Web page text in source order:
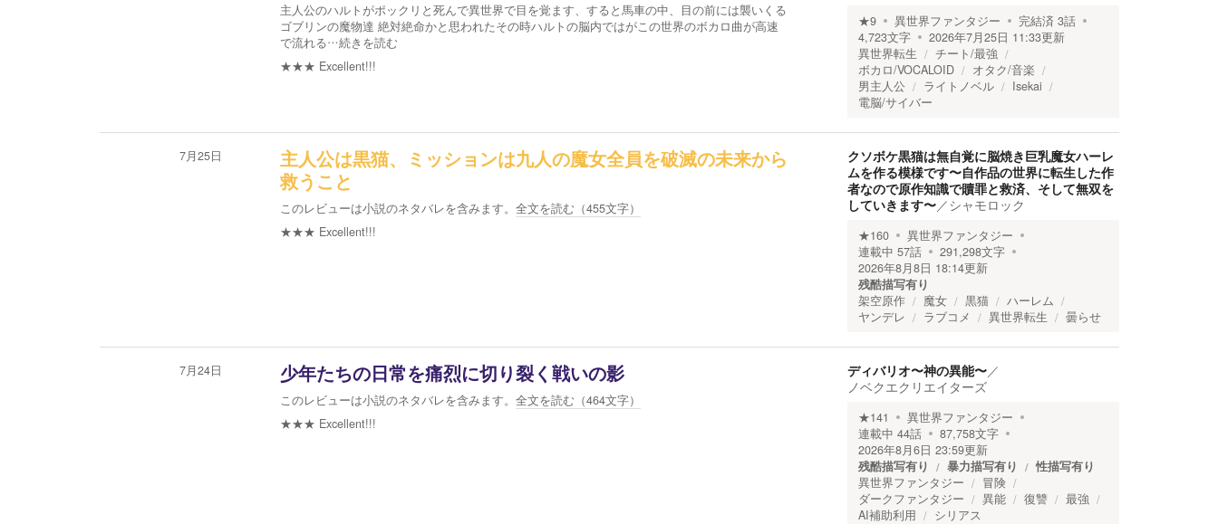
主人公のハルトがポックリと死んで異世界で目を覚ます、すると馬車の中、目の前には襲いくる
ゴブリンの魔物達 絶対絶命かと思われたその時ハルトの脳内ではがこの世界のボカロ曲が高速
で流れる…続きを読む
★★★ Excellent!!!
★9 異世界ファンタジー 完結済 3話
4,723文字 2026年7月25日 11:33更新
異世界転生
チート/最強
ボカロ/VOCALOID
オタク/音楽
男主人公
ライトノベル
Isekai
電脳/サイバー
7月25日
主人公は黒猫、ミッションは九人の魔女全員を破滅の未来から
救うこと
このレビューは小説のネタバレを含みます。 全文を読む（455文字）
★★★ Excellent!!!
クソボケ黒猫は無自覚に脳焼き巨乳魔女ハーレ
ムを作る模様です〜自作品の世界に転生した作
者なので原作知識で贖罪と救済、そして無双を
していきます〜／シャモロック
★160
異世界ファンタジー
連載中 57話 291,298文字
2026年8月8日 18:14更新
残酷描写有り
架空原作
魔女 黒猫
ハーレム
ヤンデレ
ラブコメ 異世界転生 曇らせ
7月24日 少年たちの日常を痛烈に切り裂く戦いの影
このレビューは小説のネタバレを含みます。 全文を読む（464文字）
★★★ Excellent!!!
ディバリオ〜神の異能〜／
ノベクエクリエイターズ
★141
異世界ファンタジー
連載中 44話 87,758文字
2026年8月6日 23:59更新
残酷描写有り
暴力描写有り
性描写有り
異世界ファンタジー
冒険
ダークファンタジー
異能 復讐
最強
AI補助利用
シリアス